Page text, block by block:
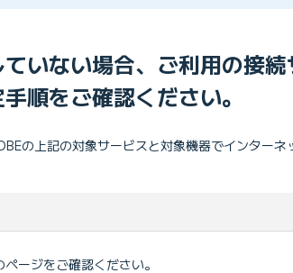
いない場合、ご利用の接
順をご確認ください。
の上記の対象サービスと対象機器でインターネ
ージをご確認ください。